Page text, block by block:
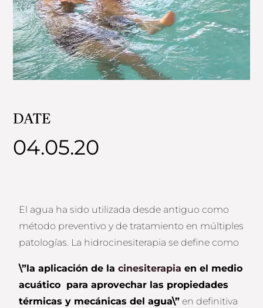
DATE
04.05.20
El agua ha sido utilizada desde antiguo como
método preventivo y de tratamiento en múltiples
patologías. La hidrocinesiterapia se define como
\”la aplicación de lacinesiterapia en el medio
acuático para aprovechar las propiedades
térmicas y mecánicas del agua\” en definitiva